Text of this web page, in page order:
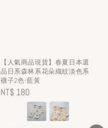
【人氣商品現貨】春夏日本選
品日系森林系花朵織紋淡色系
襪子2色-藍黃
Regular
NT$ 180